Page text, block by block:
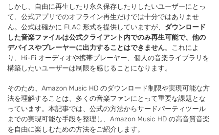
しかし、自由に再生したり永久保存したりしたいユーザーにとっ
て、公式アプリでのオフライン再生だけでは十分ではありませ
ん。公式は確かに FLAC 形式を提供していますが、 ダウンロード
した音楽ファイルは公式クライアント内でのみ再生可能で、他の
デバイスやプレーヤーに出力することはできません。これによ
り、Hi-Fi オーディオや携帯プレーヤー、個人の音楽ライブラリを
構築したいユーザーは制限を感じることになります。
そのため、Amazon Music HD のダウンロード制限や実現可能な方
法を理解することは、多くの音楽ファンにとって重要な課題とな
っています。本記事では、公式の方法からサードパーティツール
までの実現可能な手段を整理し、Amazon Music HD の高音質音楽
を自由に楽しむための方法をご紹介します。